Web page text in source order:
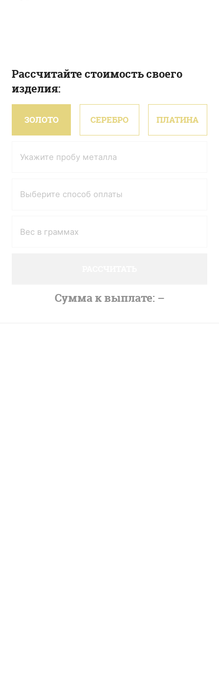
Рассчитайте стоимость своего
изделия:
ЗОЛОТО СЕРЕБРО ПЛАТИНА
Сумма к выплате: –